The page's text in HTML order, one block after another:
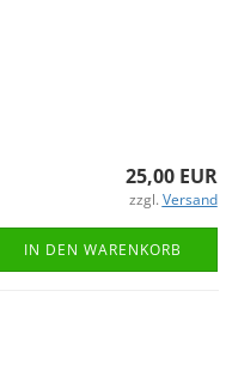
25,00 EUR
zzgl. Versand
IN DEN WARENKORB